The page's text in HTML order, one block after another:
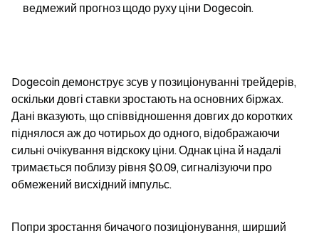
ведмежий прогноз щодо руху ціни Dogecoin.
Dogecoin демонструє зсув у позиціонуванні трейдерів,
оскільки довгі ставки зростають на основних біржах.
Дані вказують, що співвідношення довгих до коротких
піднялося аж до чотирьох до одного, відображаючи
сильні очікування відскоку ціни. Однак ціна й надалі
тримається поблизу рівня $0.09, сигналізуючи про
обмежений висхідний імпульс.
Попри зростання бичачого позиціонування, ширший